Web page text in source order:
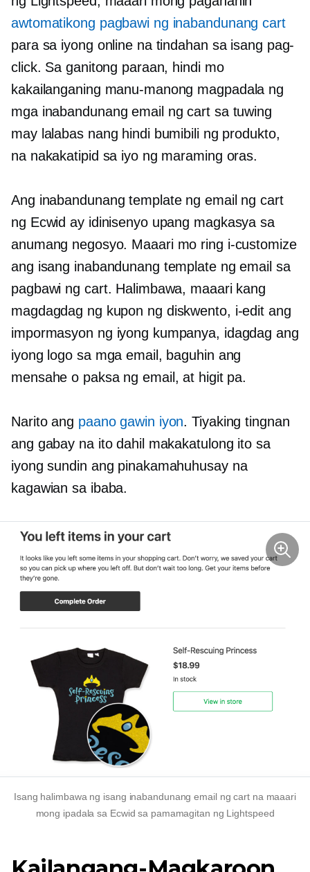
awtomatikong pagbawi ng inabandunang cart
para sa iyong online na tindahan sa isang pag-
click. Sa ganitong paraan, hindi mo
kakailanganing manu-manong magpadala ng
mga inabandunang email ng cart sa tuwing
may lalabas nang hindi bumibili ng produkto,
na nakakatipid sa iyo ng maraming oras.
Ang inabandunang template ng email ng cart
ng Ecwid ay idinisenyo upang magkasya sa
anumang negosyo. Maaari mo ring i-customize
ang isang inabandunang template ng email sa
pagbawi ng cart. Halimbawa, maaari kang
magdagdag ng kupon ng diskwento, i-edit ang
impormasyon ng iyong kumpanya, idagdag ang
iyong logo sa mga email, baguhin ang
mensahe o paksa ng email, at higit pa.
Narito ang paano gawin iyon. Tiyaking tingnan
ang gabay na ito dahil makakatulong ito sa
iyong sundin ang pinakamahuhusay na
kagawian sa ibaba.
Isang halimbawa ng isang inabandunang email ng cart na maaari
mong ipadala sa Ecwid sa pamamagitan ng Lightspeed